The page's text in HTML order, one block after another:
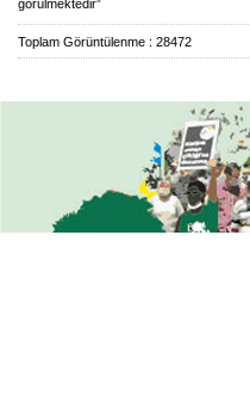
görülmektedir”
Toplam Görüntülenme : 28472